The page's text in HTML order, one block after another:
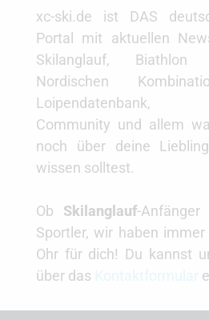
xc-ski.de ist DAS
Portal mit aktuellen
Skilanglauf,
Nordischen
Community und allem
noch über deine
wissen solltest.
Ob Skilanglauf-
Sportler, wir haben
Ohr für dich! Du kannst
über das